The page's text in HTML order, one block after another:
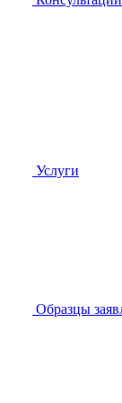
Услуги
Образцы